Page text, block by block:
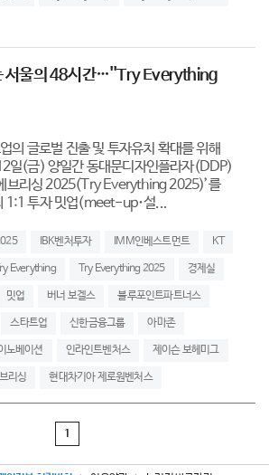
서울의 48시간…''Try Everything
의 글로벌 진출 및 투자유치 확대를 위해
일(금) 양일간 동대문디자인플라자(DDP)
브리싱 2025(Try Everything 2025)’를
1:1 투자 밋업(meet-up･설...
IBK벤처투자 IMM인베스트먼트 KT
Everything Try Everything 2025 경제실
밋업 버너 보겔스 블루포인트파트너스
스타트업 신한금융그룹 아마존
노베이션 인라인트벤처스 제이슨 보헤미그
리싱 현대차기아 제로원벤처스
1